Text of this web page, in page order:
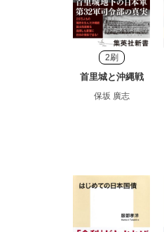
2刷
首里城と沖縄戦
保坂 廣志